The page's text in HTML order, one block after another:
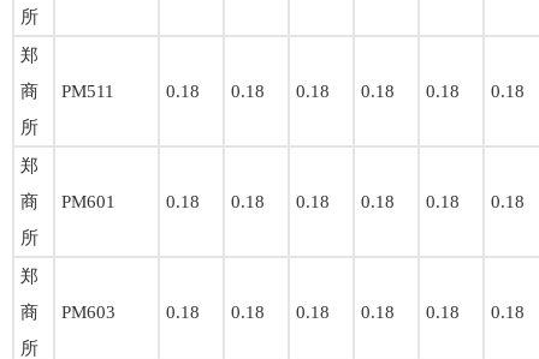
所
郑
商
所
PM511 0.18 0.18 0.18 0.18 0.18 0.18
郑
商
所
PM601 0.18 0.18 0.18 0.18 0.18 0.18
郑
商
所
PM603 0.18 0.18 0.18 0.18 0.18 0.18